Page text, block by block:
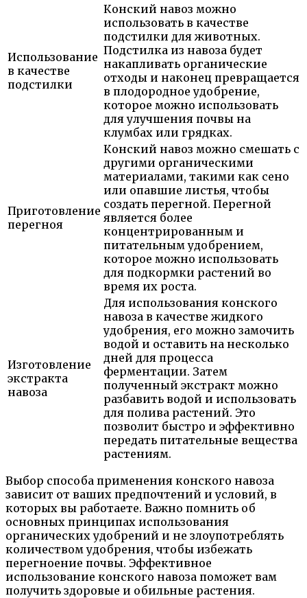
Использование
в качестве
подстилки
Конский навоз можно
использовать в качестве
подстилки для животных.
Подстилка из навоза будет
накапливать органические
отходы и наконец превращается
в плодородное удобрение,
которое можно использовать
для улучшения почвы на
клумбах или грядках.
Приготовление
перегноя
Конский навоз можно смешать с
другими органическими
материалами, такими как сено
или опавшие листья, чтобы
создать перегной. Перегной
является более
концентрированным и
питательным удобрением,
которое можно использовать
для подкормки растений во
время их роста.
Изготовление
экстракта
навоза
Для использования конского
навоза в качестве жидкого
удобрения, его можно замочить
водой и оставить на несколько
дней для процесса
ферментации. Затем
полученный экстракт можно
разбавить водой и использовать
для полива растений. Это
позволит быстро и эффективно
передать питательные вещества
растениям.
Выбор способа применения конского навоза
зависит от ваших предпочтений и условий, в
которых вы работаете. Важно помнить об
основных принципах использования
органических удобрений и не злоупотреблять
количеством удобрения, чтобы избежать
перегноение почвы. Эффективное
использование конского навоза поможет вам
получить здоровые и обильные растения.